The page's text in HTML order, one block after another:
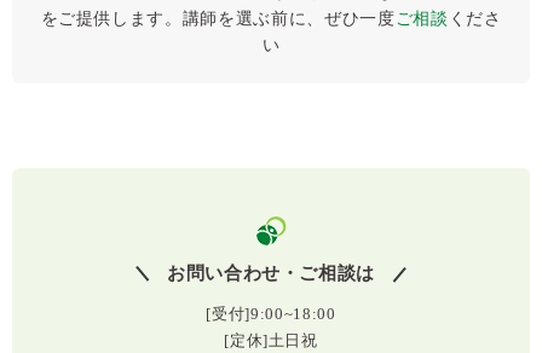
をご提供します。講師を選ぶ前に、ぜひ⼀度 ご相談 くださ
い
お問い合わせ・ご相談は
[受付]9:00~18:00
[定休]土日祝